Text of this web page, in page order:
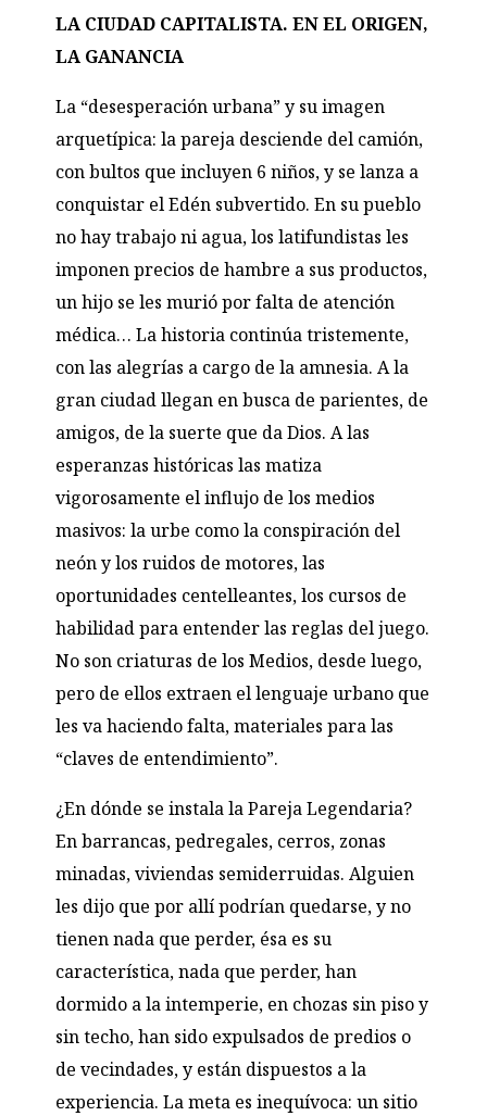
LA CIUDAD CAPITALISTA. EN EL ORIGEN,
LA GANANCIA
La “desesperación urbana”y su imagen
arquetípica:la pareja desciende del camión,
con bultos que incluyen 6 niños, y se lanza a
conquistar el Edén subvertido. En su pueblo
no hay trabajo ni agua, los latifundistas les
imponen precios de hambre a sus productos,
un hijo se les murió por falta de atención
médica… La historia continúa tristemente,
con las alegrías a cargo de la amnesia. A la
gran ciudad llegan en busca de parientes, de
amigos, de la suerte que da Dios. A las
esperanzas históricas las matiza
vigorosamente el influjo de los medios
masivos: la urbe como la conspiración del
neón y los ruidos de motores, las
oportunidades centelleantes, los cursos de
habilidad para entender las reglas del juego.
No son criaturas de los Medios, desde luego,
pero de ellos extraen el lenguaje urbano que
les va haciendo falta, materiales para las
“claves de entendimiento”.
¿En dónde se instala la Pareja Legendaria?
En barrancas, pedregales, cerros, zonas
minadas, viviendas semiderruidas. Alguien
les dijo que por allí podrían quedarse, y no
tienen nada que perder, ésa es su
característica, nada que perder, han
dormido a la intemperie, en chozas sin piso y
sin techo, han sido expulsados de predios o
de vecindades, y están dispuestos a la
experiencia. La meta es inequívoca: un sitio